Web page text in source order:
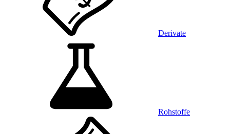
Derivate
Rohstoffe